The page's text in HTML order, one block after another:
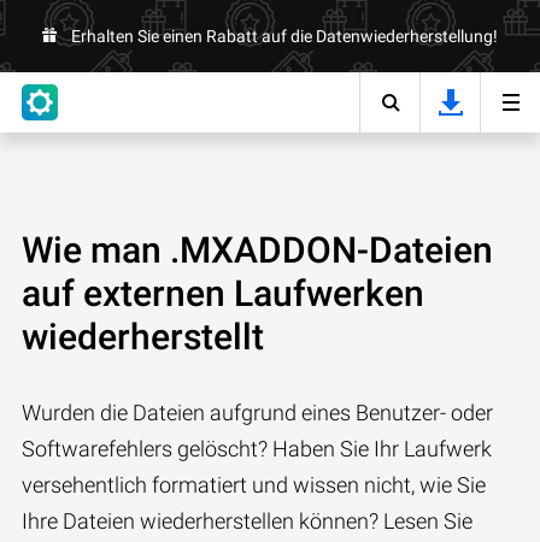
Erhalten Sie einen Rabatt auf die Datenwiederherstellung!
Wie man .MXADDON-Dateien
auf externen Laufwerken
wiederherstellt
Wurden die Dateien aufgrund eines Benutzer- oder
Softwarefehlers gelöscht? Haben Sie Ihr Laufwerk
versehentlich formatiert und wissen nicht, wie Sie
Ihre Dateien wiederherstellen können? Lesen Sie